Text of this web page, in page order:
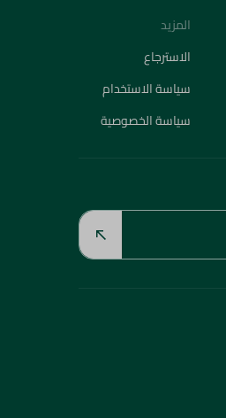
المزيد
الاسترجاع
سياسة الاستخدام
سياسة الخصوصية